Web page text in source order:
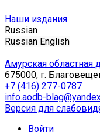
Наши издания
Russian
Russian English
Амурская областная
675000, г.
+7 (416) 277-0787
info.aodb-
Версия для
Войти